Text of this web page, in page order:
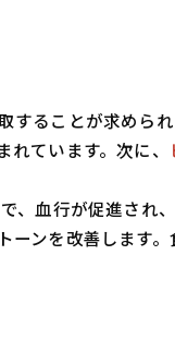
ることが求められ
ています。次に、
血行が促進され
ンを改善します